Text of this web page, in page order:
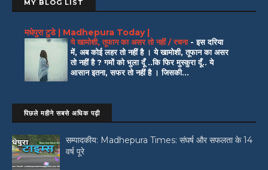
MY BLOG LIST
मधेपुरा टुडे | Madhepura Today |
ये खामोशी, तूफान का असर तो नहीं / रचना -इस दरिया
में, अब कोई लहर तो नहीं है । ये खामोशी, तूफान का असर
तो नहीं है ? गमों को भुला दूँ ..कि फिर मुस्कुरा दूँ.. ये
आसान इतना, सफर तो नहीं है । जिसकी...
पिछले महीने सबसे अधिक पढ़ी
सम्पादकीय: Madhepura Times: संघर्ष और सफलता के 14
वर्ष पूरे